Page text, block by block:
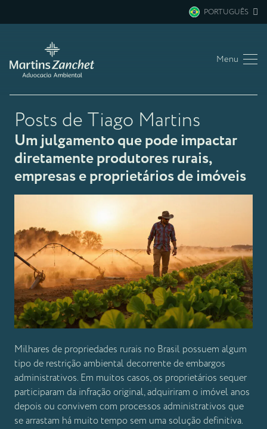
PORTUGUÊS
Menu
Posts de Tiago Martins
Um julgamento que pode impactar
diretamente produtores rurais,
empresas e proprietários de imóveis
Milhares de propriedades rurais no Brasil possuem algum
tipo de restrição ambiental decorrente de embargos
administrativos. Em muitos casos, os proprietários sequer
participaram da infração original, adquiriram o imóvel anos
depois ou convivem com processos administrativos que
se arrastam há muito tempo sem uma solução definitiva.